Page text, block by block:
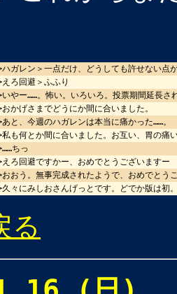
ハガレン＞一点だけ、どうしても許せない点
えろ回避＞ふふり
いやー……。怖い。いろいろ。投票期間延長さ
おかげさまでどうにか間に合いました。
あと、今週のハガレンは本当に痛かった……。
私も何とか間に合いました。お互い、胃の痛
ちっ
えろ回避ですかー、おめでとうございますー
おおう。無事完成されたようで、おめでとう
久々にみしおさんげっとです。どでか版は初
る